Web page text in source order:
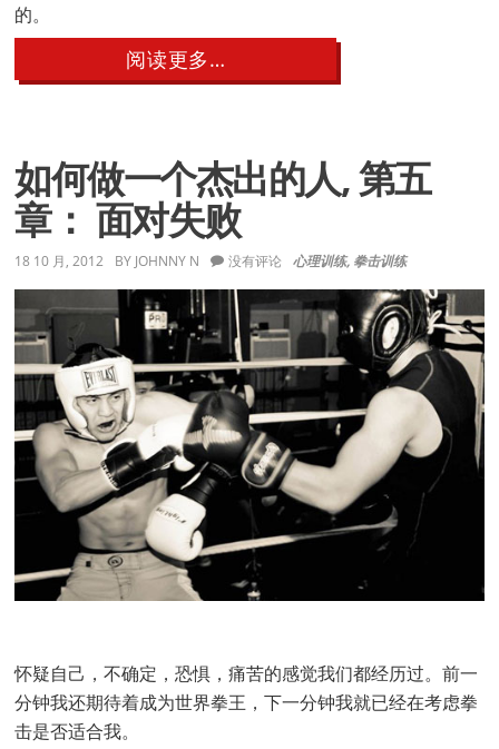
的。
阅读更多…
弹
如何做一个杰出的人, 第五
章： 面对失败
18 10 月, 2012 BY JOHNNY N 心理训练, 拳击训练
没有评论
怀疑自己，不确定，恐惧，痛苦的感觉我们都经历过。前一
分钟我还期待着成为世界拳王，下一分钟我就已经在考虑拳
击是否适合我。